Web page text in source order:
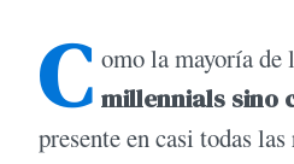
C omo la mayoría de
millennials sino
presente en casi todas